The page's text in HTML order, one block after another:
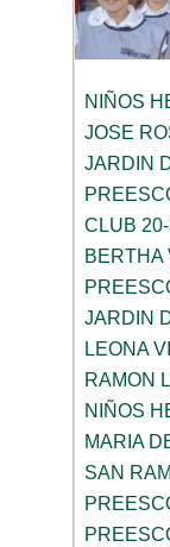
NIÑOS
JOSE
JARDIN
CLUB
BERTHA
JARDIN
LEONA
RAMON
NIÑOS
MARIA
SAN